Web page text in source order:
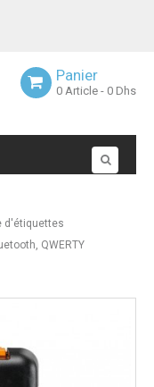
Panier
0 Article - 0 Dhs
d'étiquettes
QWERTY